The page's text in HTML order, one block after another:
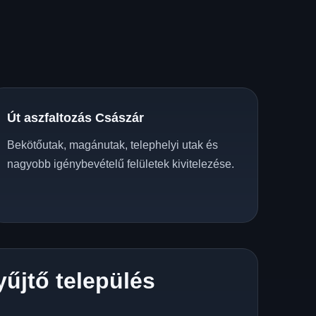
Út aszfaltozás Császár
Bekötőutak, magánutak, telephelyi utak és
nagyobb igénybevételű felületek kivitelezése.
település